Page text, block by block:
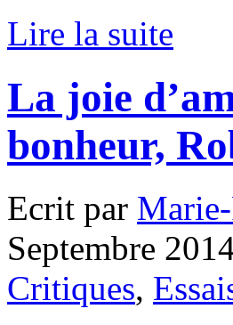
Lire la suite
La joie
bonheur,
Ecrit par
Septembre
Critiques,